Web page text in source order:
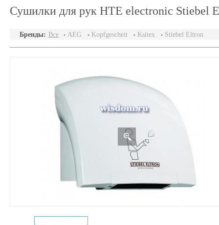
Сушилки для рук НТЕ electronic Stiebel
Бренды: Все AEG Kopfgescheit Ksitex Stiebel Eltron